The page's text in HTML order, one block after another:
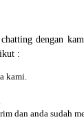
dengan
:
kami.
dan anda sudah